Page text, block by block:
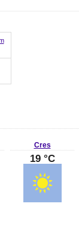
Cres
19 °C